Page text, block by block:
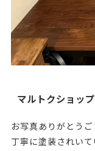
マルトクショッ
お写真ありがとうご
丁寧に塗装されい